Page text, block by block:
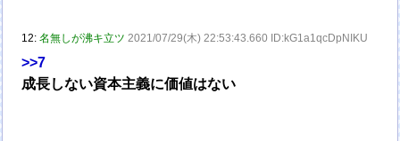
12:名無しが沸キ立ツ 2021/07/29(木) 22:53:43.660 ID:kG1a1qcDpNIKU
>>7
成長しない資本主義に価値はない